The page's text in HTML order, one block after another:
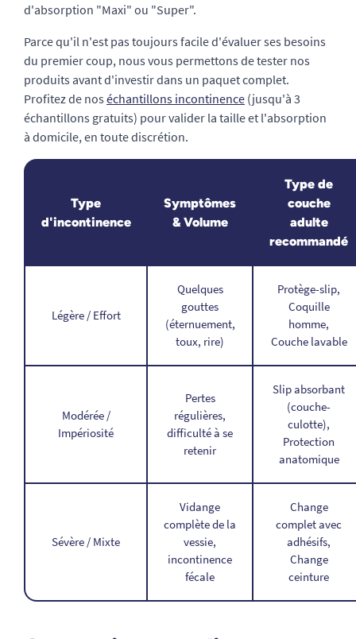
d'absorption "Maxi" ou "Super".
Parce qu'il n'est pas toujours facile d'évaluer ses besoins
du premier coup, nous vous permettons de tester nos
produits avant d'investir dans un paquet complet.
Profitez de nos échantillons incontinence (jusqu'à 3
échantillons gratuits) pour valider la taille et l'absorption
à domicile, en toute discrétion.
Type
d'incontinence
Symptômes
& Volume
Type de
couche
adulte
recommandé
Légère / Effort
Quelques
gouttes
(éternuement,
toux, rire)
Protège-slip,
Coquille
homme,
Couche lavable
Modérée /
Impériosité
Pertes
régulières,
difficulté à se
retenir
Slip absorbant
(couche-
culotte),
Protection
anatomique
Sévère / Mixte
Vidange
complète de la
vessie,
incontinence
fécale
Change
complet avec
adhésifs,
Change
ceinture